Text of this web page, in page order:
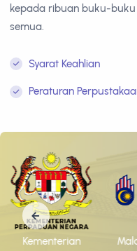
kepada ribuan buku-
semua.
Syarat Keahlian
Peraturan
Kementerian